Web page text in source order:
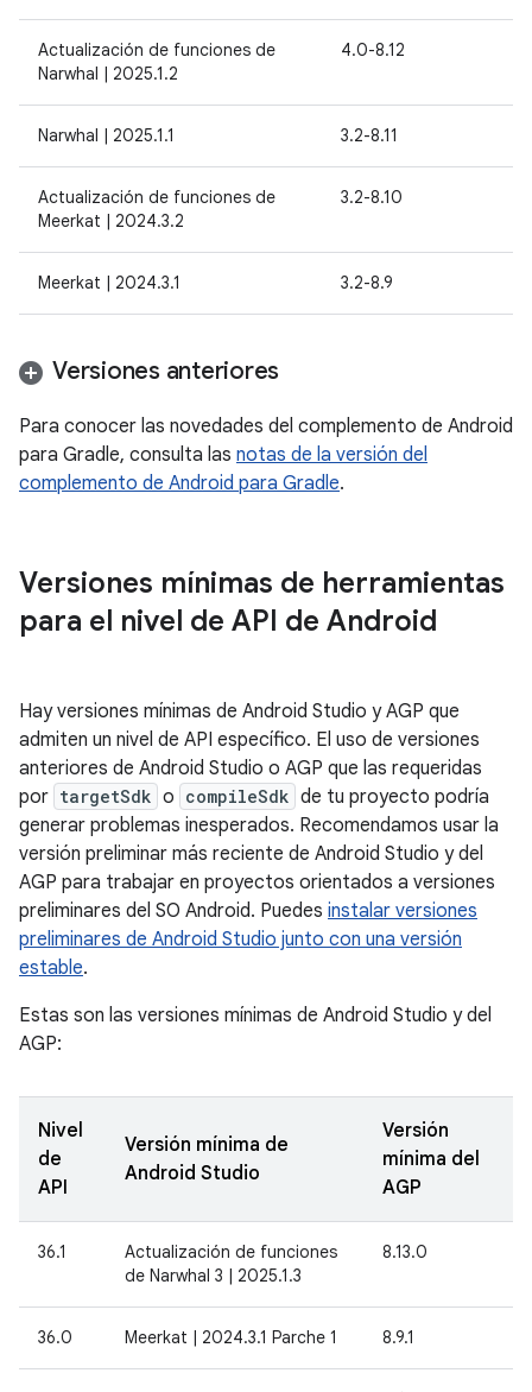
Actualización de funciones de
Narwhal | 2025.1.2
4.0-8.12
Narwhal | 2025.1.1 3.2-8.11
Actualización de funciones de
Meerkat | 2024.3.2
3.2-8.10
Meerkat | 2024.3.1 3.2-8.9
Versiones anteriores
Para conocer las novedades del complemento de Android
para Gradle, consulta las notas de la versión del
complemento de Android para Gradle.
Versiones mínimas de herramientas
para el nivel de API de Android
Hay versiones mínimas de Android Studio y AGP que
admiten un nivel de API específico. El uso de versiones
anteriores de Android Studio o AGP que las requeridas
por targetSdk o compileSdk de tu proyecto podría
generar problemas inesperados. Recomendamos usar la
versión preliminar más reciente de Android Studio y del
AGP para trabajar en proyectos orientados a versiones
preliminares del SO Android. Puedes instalar versiones
preliminares de Android Studio junto con una versión
estable.
Estas son las versiones mínimas de Android Studio y del
AGP:
Nivel
de
API
Versión mínima de
Android Studio
Versión
mínima del
AGP
36.1
Actualización de funciones
de Narwhal 3 | 2025.1.3
8.13.0
36.0 Meerkat | 2024.3.1 Parche 1 8.9.1